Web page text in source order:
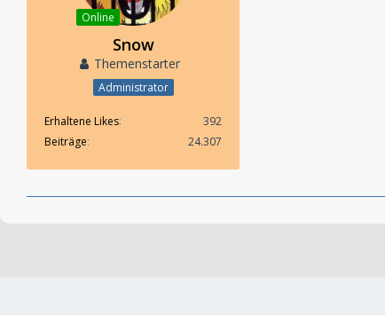
Online
Snow
Themenstarter
Administrator
Erhaltene Likes
392
Beiträge
24.307